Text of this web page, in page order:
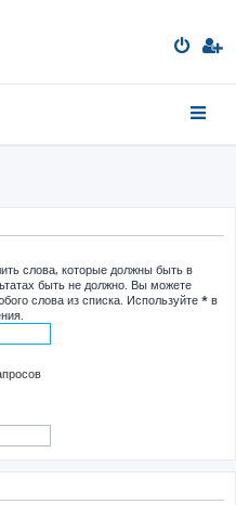
слова, которые должны быть в
быть не должно. Вы можете
слова из списка. Используйте * в